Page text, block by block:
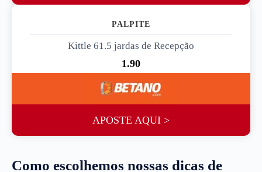
Kittle 61.5 jardas de Recepção
1.90
APOSTE AQUI >
Como escolhemos nossas dicas de